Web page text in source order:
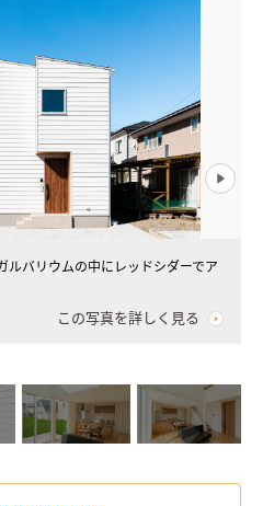
ルバリウムの中にレッドシダーでア
この写真を詳しく見る